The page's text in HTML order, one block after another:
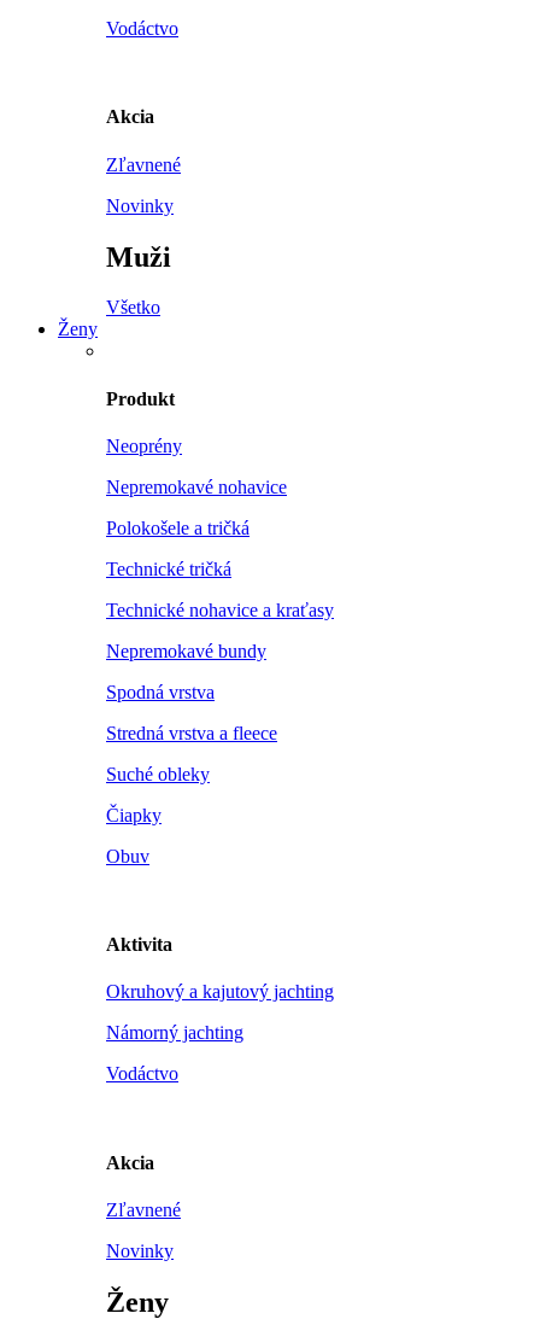
Vodáctvo
Akcia
Zľavnené
Novinky
Muži
Všetko
Ženy
Produkt
Neoprény
Nepremokavé nohavice
Polokošele a tričká
Technické tričká
Technické nohavice a kraťasy
Nepremokavé bundy
Spodná vrstva
Stredná vrstva a fleece
Suché obleky
Čiapky
Obuv
Aktivita
Okruhový a kajutový jachting
Námorný jachting
Vodáctvo
Akcia
Zľavnené
Novinky
Ženy